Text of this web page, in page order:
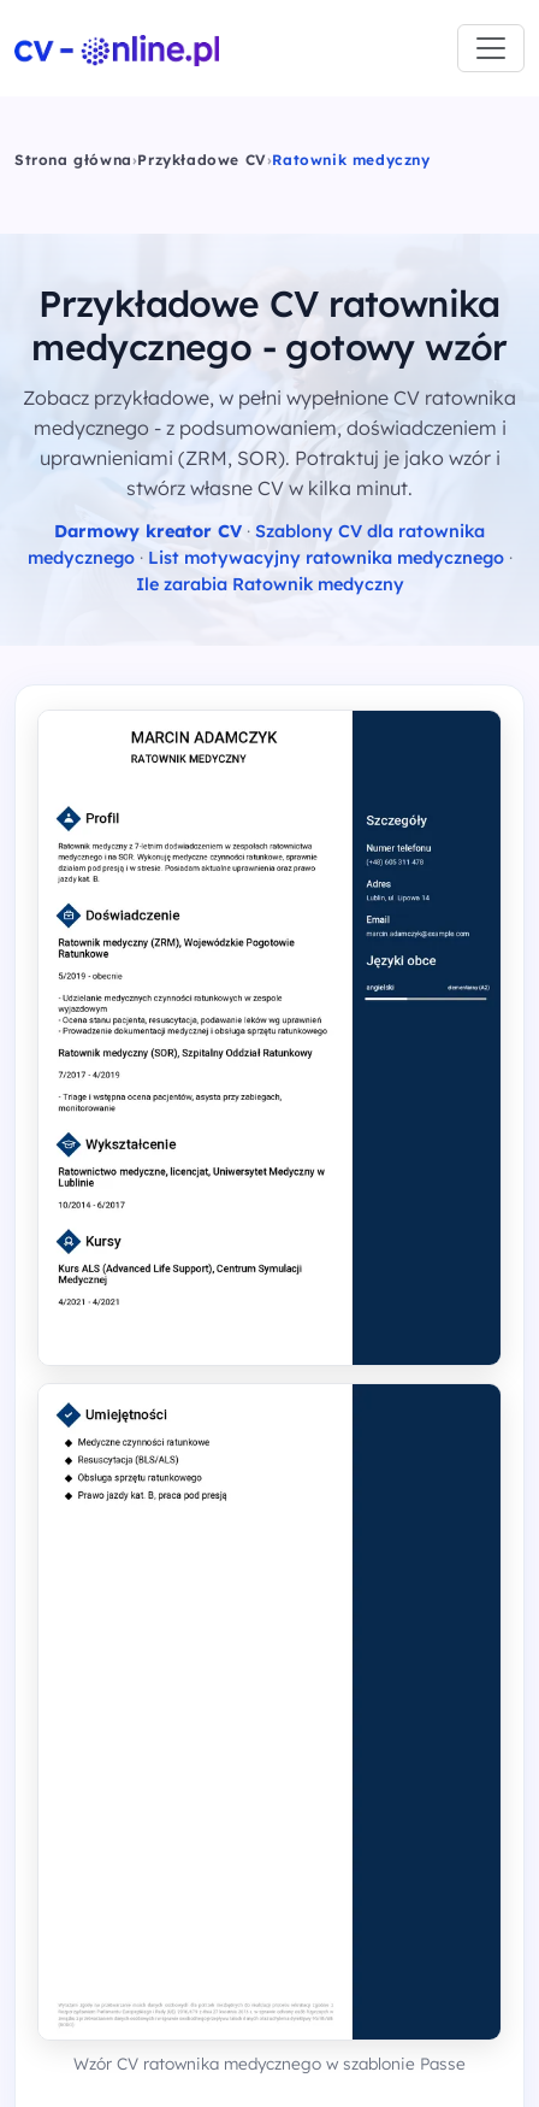
Strona główna›Przykładowe CV›Ratownik medyczny
Przykładowe CV ratownika
medycznego - gotowy wzór
Zobacz przykładowe, w pełni wypełnione CV ratownika
medycznego - z podsumowaniem, doświadczeniem i
uprawnieniami (ZRM, SOR). Potraktuj je jako wzór i
stwórz własne CV w kilka minut.
Darmowy kreator CV · Szablony CV dla ratownika
medycznego · List motywacyjny ratownika medycznego ·
Ile zarabia Ratownik medyczny
Wzór CV ratownika medycznego w szablonie Passe